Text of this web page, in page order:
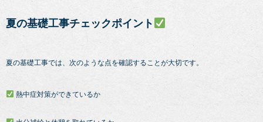
夏の基礎工事チェックポイント
夏の基礎工事では、次のような点を確認することが大切です。
熱中症対策ができているか